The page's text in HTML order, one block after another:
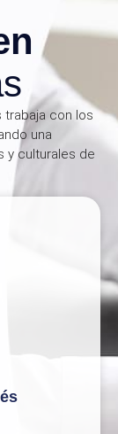
con los
una
y culturales de